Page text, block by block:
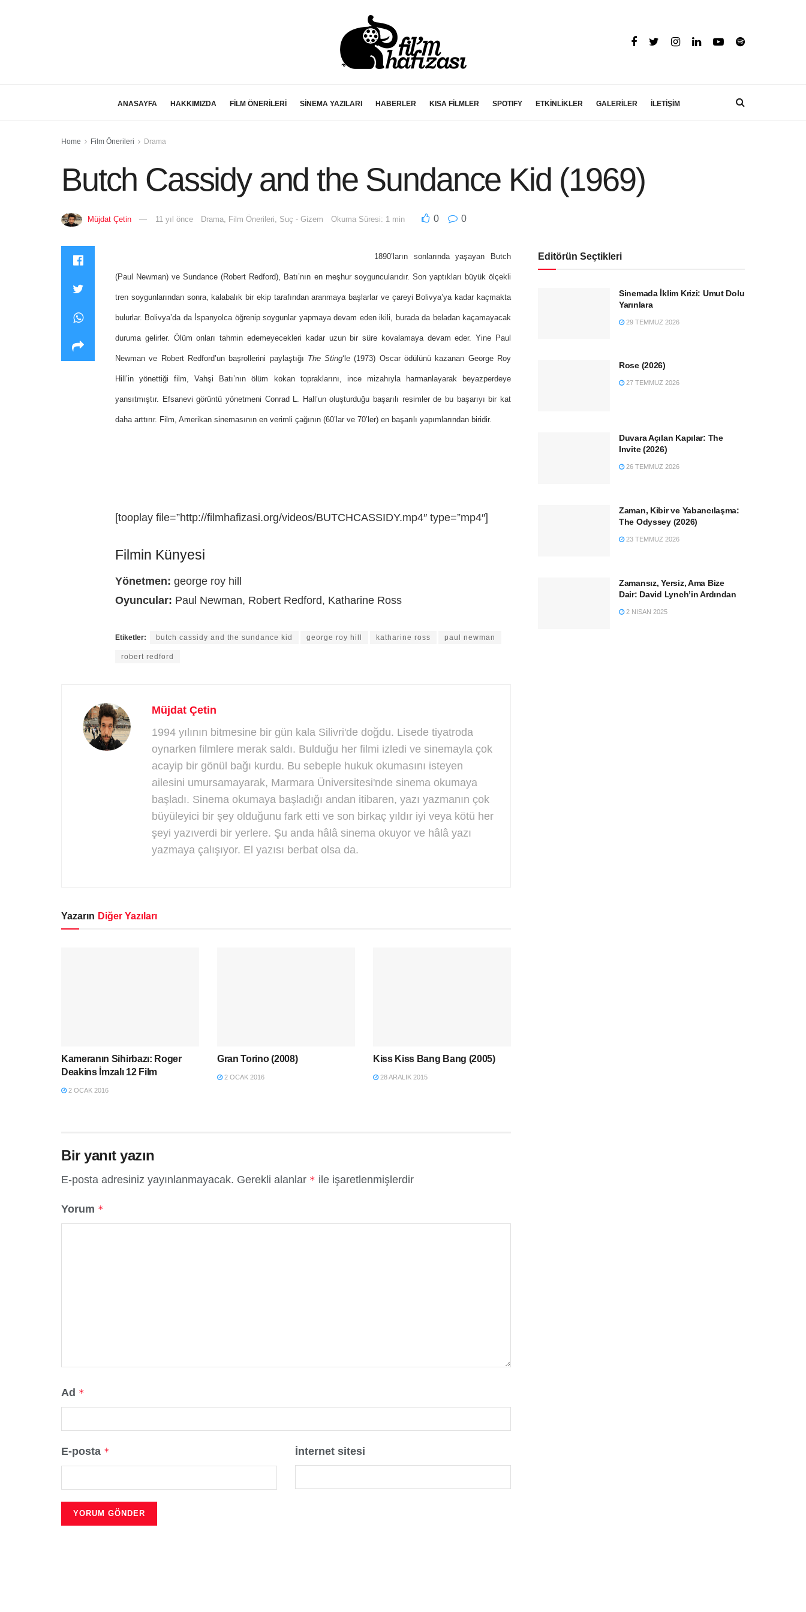
ANASAYFA HAKKIMIZDA FİLM ÖNERİLERİ SİNEMA YAZILARI HABERLER KISA FİLMLER SPOTIFY ETKİNLİKLER GALERİLER İLETİŞİM
Home Film Önerileri Drama
Butch Cassidy and the Sundance Kid (1969)
Müjdat Çetin 11 yıl önce Drama Film Önerileri Suç - Gizem Okuma Süresi: 1 min 0 0
1890’ların sonlarında yaşayan Butch
(Paul Newman) ve Sundance (Robert Redford), Batı’nın en meşhur soyguncularıdır. Son yaptıkları büyük ölçekli
tren soygunlarından sonra, kalabalık bir ekip tarafından aranmaya başlarlar ve çareyi Bolivya’ya kadar kaçmakta
bulurlar. Bolivya’da da İspanyolca öğrenip soygunlar yapmaya devam eden ikili, burada da beladan kaçamayacak
duruma gelirler. Ölüm onları tahmin edemeyecekleri kadar uzun bir süre kovalamaya devam eder. Yine Paul
Newman ve Robert Redford’un başrollerini paylaştığı The Sting‘le (1973) Oscar ödülünü kazanan George Roy
Hill’in yönettiği film, Vahşi Batı’nın ölüm kokan topraklarını, ince mizahıyla harmanlayarak beyazperdeye
yansıtmıştır. Efsanevi görüntü yönetmeni Conrad L. Hall’un oluşturduğu başarılı resimler de bu başarıyı bir kat
daha arttırır. Film, Amerikan sinemasının en verimli çağının (60’lar ve 70’ler) en başarılı yapımlarından biridir.
[tooplay file=”http://filmhafizasi.org/videos/BUTCHCASSIDY.mp4″ type=”mp4″]
Filmin Künyesi
Yönetmen: george roy hill
Oyuncular: Paul Newman, Robert Redford, Katharine Ross
Etiketler: butch cassidy and the sundance kid george roy hill katharine ross paul newman
robert redford
Müjdat Çetin
1994 yılının bitmesine bir gün kala Silivri'de doğdu. Lisede tiyatroda
oynarken filmlere merak saldı. Bulduğu her filmi izledi ve sinemayla çok
acayip bir gönül bağı kurdu. Bu sebeple hukuk okumasını isteyen
ailesini umursamayarak, Marmara Üniversitesi'nde sinema okumaya
başladı. Sinema okumaya başladığı andan itibaren, yazı yazmanın çok
büyüleyici bir şey olduğunu fark etti ve son birkaç yıldır iyi veya kötü her
şeyi yazıverdi bir yerlere. Şu anda hâlâ sinema okuyor ve hâlâ yazı
yazmaya çalışıyor. El yazısı berbat olsa da.
Yazarın Diğer Yazıları
Kameranın Sihirbazı: Roger
Deakins İmzalı 12 Film
2 OCAK 2016
Gran Torino (2008)
2 OCAK 2016
Kiss Kiss Bang Bang (2005)
28 ARALIK 2015
Bir yanıt yazın
E-posta adresiniz yayınlanmayacak. Gerekli alanlar * ile işaretlenmişlerdir
Yorum *
Ad *
E-posta * İnternet sitesi
Editörün Seçtikleri
Sinemada İklim Krizi: Umut Dolu
Yarınlara
29 TEMMUZ 2026
Rose (2026)
27 TEMMUZ 2026
Duvara Açılan Kapılar: The
Invite (2026)
26 TEMMUZ 2026
Zaman, Kibir ve Yabancılaşma:
The Odyssey (2026)
23 TEMMUZ 2026
Zamansız, Yersiz, Ama Bize
Dair: David Lynch’in Ardından
2 NISAN 2025